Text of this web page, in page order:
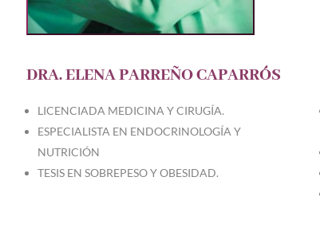
DRA. ELENA PARREÑO CAPARRÓS
LICENCIADA MEDICINA Y CIRUGÍA.
ESPECIALISTA EN ENDOCRINOLOGÍA Y
NUTRICIÓN
TESIS EN SOBREPESO Y OBESIDAD.